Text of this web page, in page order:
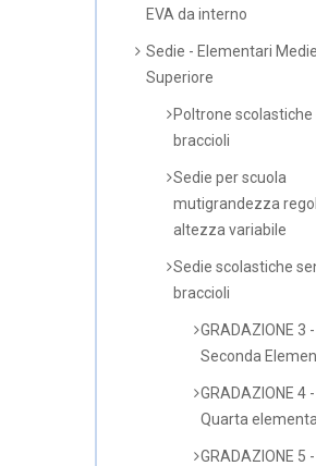
EVA da interno
Sedie - Elementari
Superiore
Poltrone scolastiche
braccioli
Sedie per scuola
mutigrandezza
altezza variabile
Sedie scolastiche
braccioli
GRADAZIONE 3
Seconda
GRADAZIONE 4
Quarta
GRADAZIONE 5